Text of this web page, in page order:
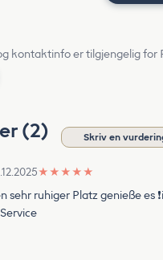
kontaktinfo er tilgjengelig for
(2) Skriv en
★ ★ ★ ★ ★
sehr ruhiger Platz genieße es